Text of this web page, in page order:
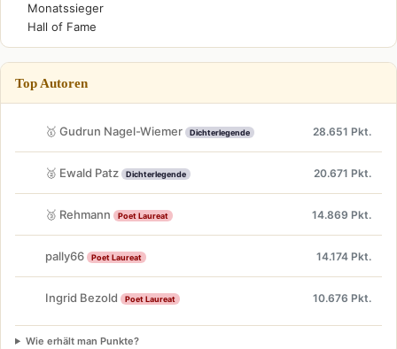
Monatssieger
Hall of Fame
Top Autoren
🥇 Gudrun Nagel-Wiemer Dichterlegende 28.651 Pkt.
🥈 Ewald Patz Dichterlegende 20.671 Pkt.
🥉 Rehmann Poet Laureat 14.869 Pkt.
pally66 Poet Laureat 14.174 Pkt.
Ingrid Bezold Poet Laureat 10.676 Pkt.
Wie erhält man Punkte?